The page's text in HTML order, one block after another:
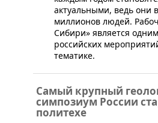
актуальными, ведь они
миллионов людей.
Сибири» является
российских
тематике.
Самый крупный
симпозиум России
политехе